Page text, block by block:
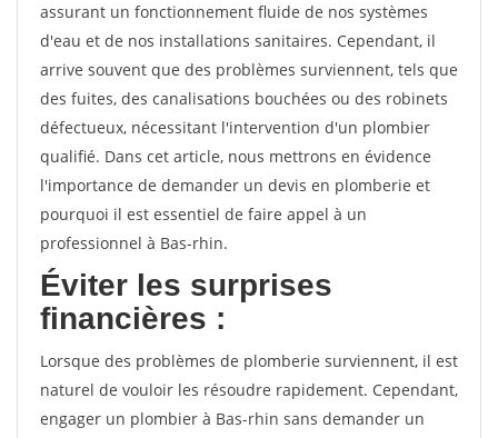
assurant un fonctionnement fluide de nos systèmes
d'eau et de nos installations sanitaires. Cependant, il
arrive souvent que des problèmes surviennent, tels que
des fuites, des canalisations bouchées ou des robinets
défectueux, nécessitant l'intervention d'un plombier
qualifié. Dans cet article, nous mettrons en évidence
l'importance de demander un devis en plomberie et
pourquoi il est essentiel de faire appel à un
professionnel à Bas-rhin.
Éviter les surprises
financières :
Lorsque des problèmes de plomberie surviennent, il est
naturel de vouloir les résoudre rapidement. Cependant,
engager un plombier à Bas-rhin sans demander un